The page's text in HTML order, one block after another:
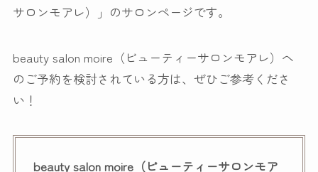
サロンモアレ）」のサロンページです。
beauty salon moire（ビューティーサロンモアレ）へ
のご予約を検討されている方は、ぜひご参考くださ
い！
beauty salon moire（ビューティーサロンモア